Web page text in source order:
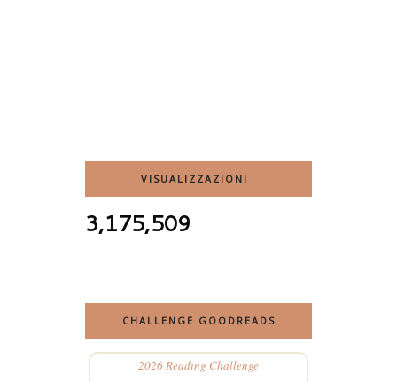
VISUALIZZAZIONI
3,175,509
CHALLENGE GOODREADS
2026 Reading Challenge